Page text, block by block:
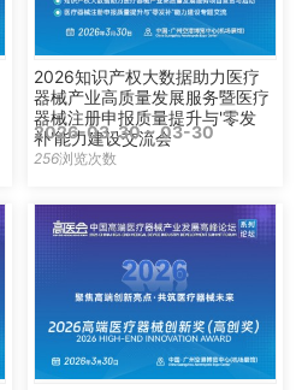
2026知识产权大数据助力医疗
器械产业高质量发展服务暨医疗
器械注册申报质量提升与'零发
补'能力建设交流会
2026-03-30 ~ 03-30
256浏览次数